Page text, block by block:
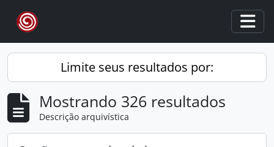
Skip to main content
Limite seus resultados por:
Mostrando 326 resultados
Descrição arquivística